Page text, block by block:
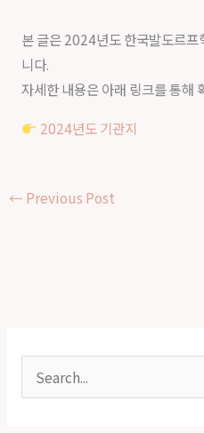
본 글은 2024년도 한국발도르프
니다.
자세한 내용은 아래 링크를 통해
2024년도 기관지
← Previous Post